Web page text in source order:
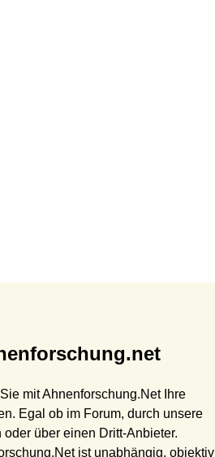
mit Ahnenforschung.Net Ihre
Egal ob im Forum, durch unsere
oder über einen Dritt-Anbieter.
ist unabhängig, objektiv